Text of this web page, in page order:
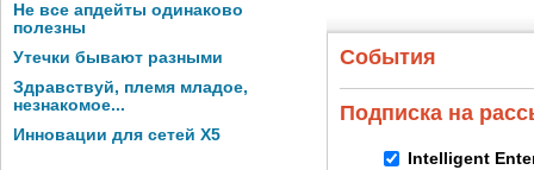
Не все апдейты одинаково
полезны
Утечки бывают разными
Здравствуй, племя младое,
незнакомое...
Инновации для сетей X5
События
Подписка на
Intelligent